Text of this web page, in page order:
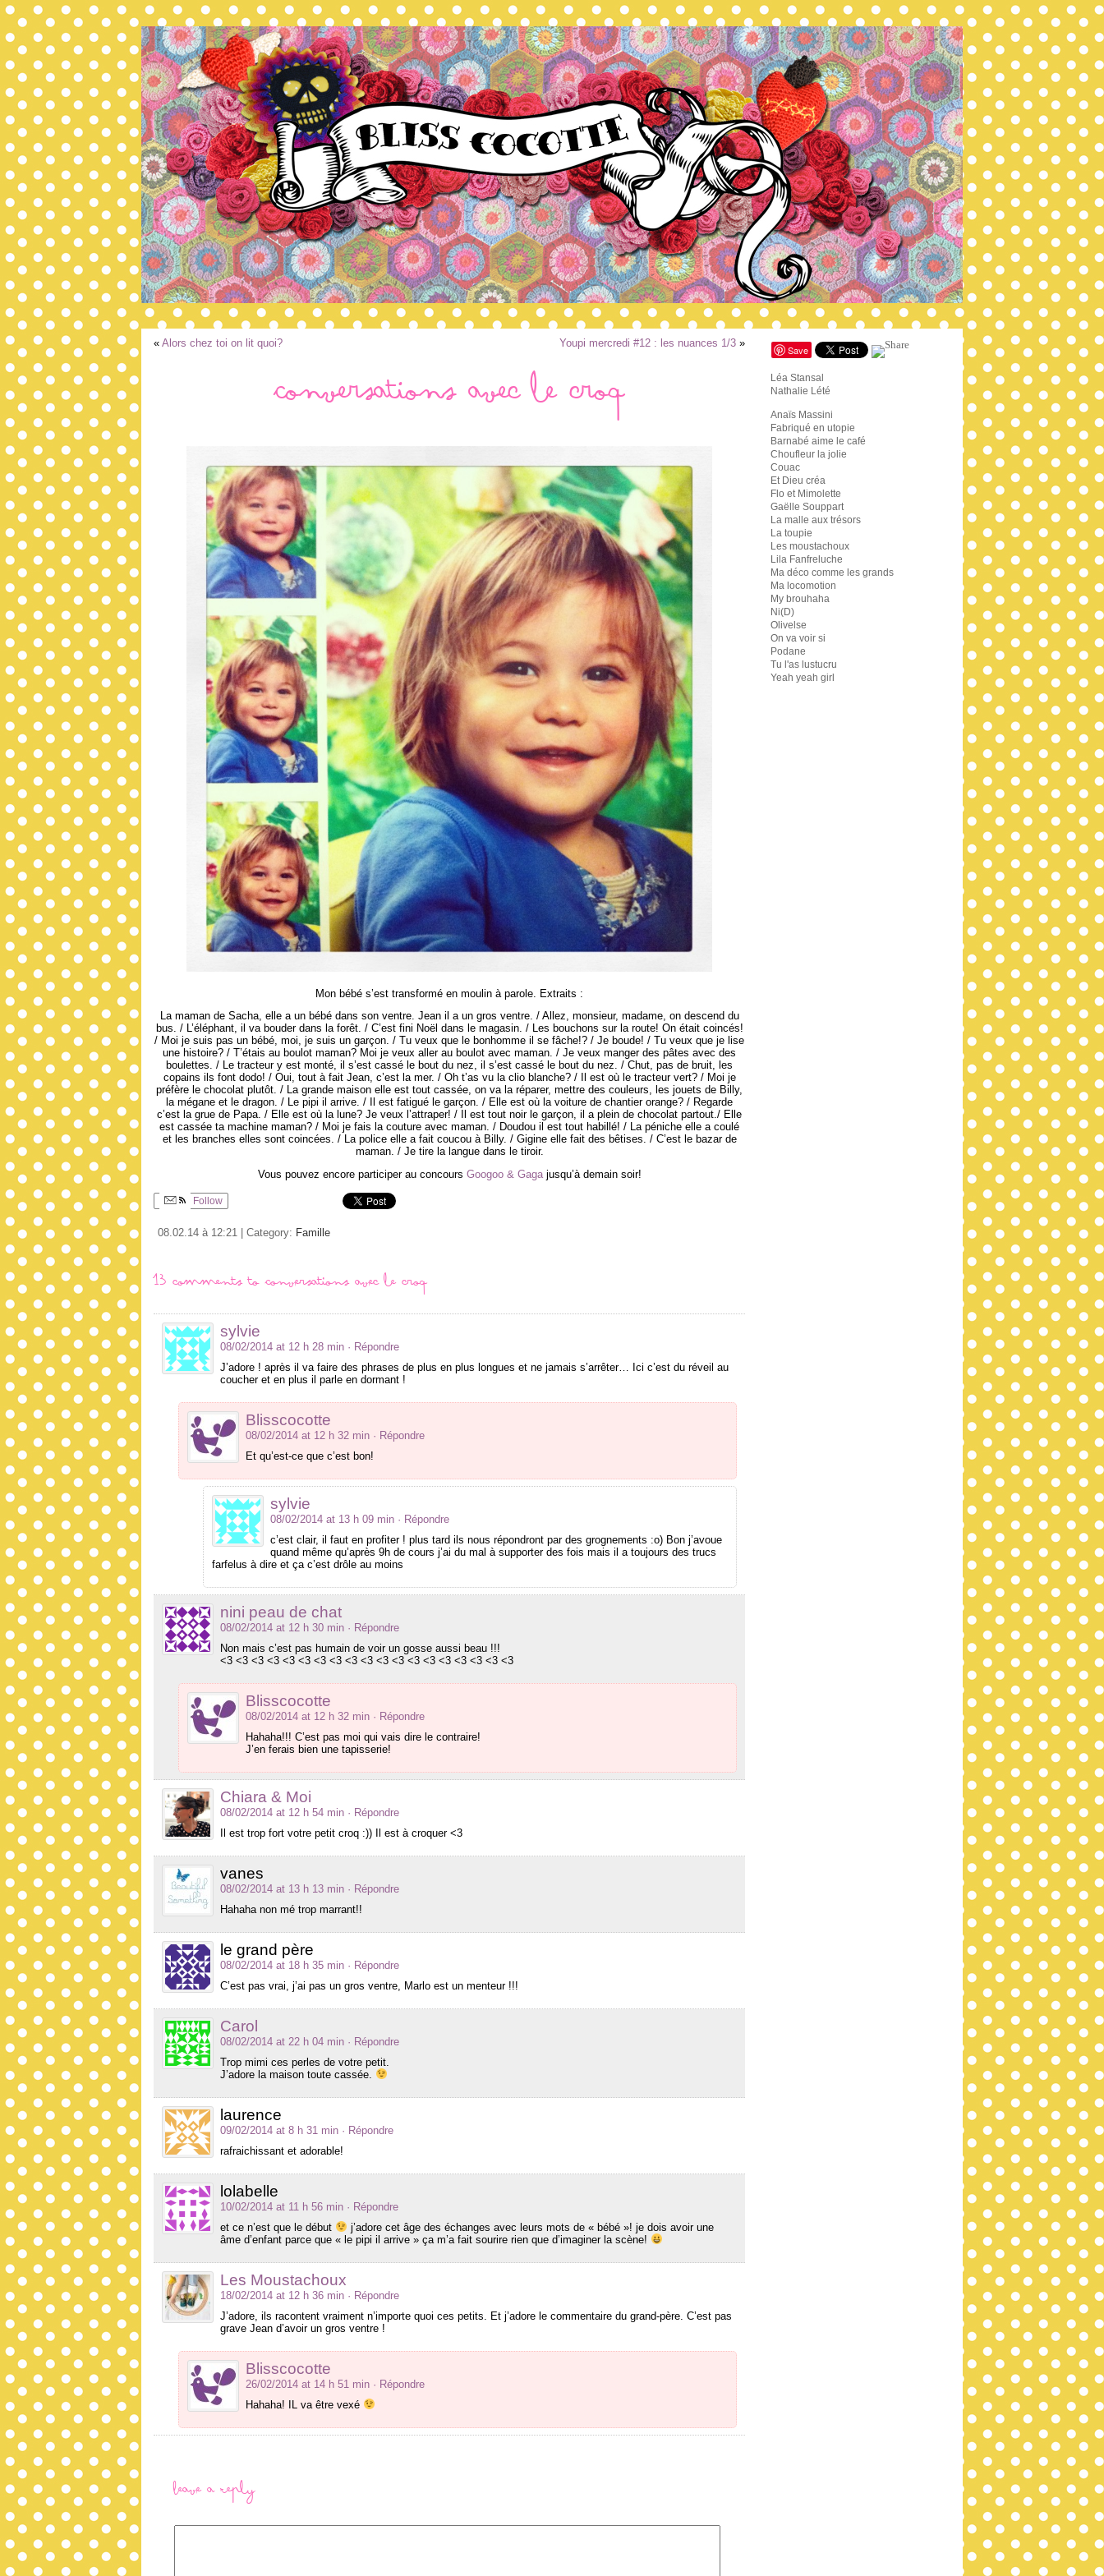
« Alors chez toi on lit quoi? Youpi mercredi #12 : les nuances 1/3 »
Conversations avec le croq
Mon bébé s’est transformé en moulin à parole. Extraits :
La maman de Sacha, elle a un bébé dans son ventre. Jean il a un gros ventre. / Allez, monsieur, madame, on descend du
bus. / L’éléphant, il va bouder dans la forêt. / C’est fini Noël dans le magasin. / Les bouchons sur la route! On était coincés!
/ Moi je suis pas un bébé, moi, je suis un garçon. / Tu veux que le bonhomme il se fâche!? / Je boude! / Tu veux que je lise
une histoire? / T’étais au boulot maman? Moi je veux aller au boulot avec maman. / Je veux manger des pâtes avec des
boulettes. / Le tracteur y est monté, il s’est cassé le bout du nez, il s’est cassé le bout du nez. / Chut, pas de bruit, les
copains ils font dodo! / Oui, tout à fait Jean, c’est la mer. / Oh t’as vu la clio blanche? / Il est où le tracteur vert? / Moi je
préfère le chocolat plutôt. / La grande maison elle est tout cassée, on va la réparer, mettre des couleurs, les jouets de Billy,
la mégane et le dragon. / Le pipi il arrive. / Il est fatigué le garçon. / Elle est où la voiture de chantier orange? / Regarde
c’est la grue de Papa. / Elle est où la lune? Je veux l’attraper! / Il est tout noir le garçon, il a plein de chocolat partout./ Elle
est cassée ta machine maman? / Moi je fais la couture avec maman. / Doudou il est tout habillé! / La péniche elle a coulé
et les branches elles sont coincées. / La police elle a fait coucou à Billy. / Gigine elle fait des bêtises. / C’est le bazar de
maman. / Je tire la langue dans le tiroir.
Vous pouvez encore participer au concours Googoo & Gagajusqu’à demain soir!
Follow
08.02.14 à 12:21 | Category: Famille
13 comments to Conversations avec le croq
sylvie
08/02/2014 at 12 h 28 min · Répondre
J’adore ! après il va faire des phrases de plus en plus longues et ne jamais s’arrêter… Ici c’est du réveil au
coucher et en plus il parle en dormant !
Blisscocotte
08/02/2014 at 12 h 32 min · Répondre
Et qu’est-ce que c’est bon!
sylvie
08/02/2014 at 13 h 09 min · Répondre
c’est clair, il faut en profiter ! plus tard ils nous répondront par des grognements :o) Bon j’avoue
quand même qu’après 9h de cours j’ai du mal à supporter des fois mais il a toujours des trucs
farfelus à dire et ça c’est drôle au moins
nini peau de chat
08/02/2014 at 12 h 30 min · Répondre
Non mais c’est pas humain de voir un gosse aussi beau !!!
<3 <3 <3 <3 <3 <3 <3 <3 <3 <3 <3 <3 <3 <3 <3 <3 <3 <3 <3
Blisscocotte
08/02/2014 at 12 h 32 min · Répondre
Hahaha!!! C’est pas moi qui vais dire le contraire!
J’en ferais bien une tapisserie!
Chiara & Moi
08/02/2014 at 12 h 54 min · Répondre
Il est trop fort votre petit croq :)) Il est à croquer <3
vanes
08/02/2014 at 13 h 13 min · Répondre
Hahaha non mé trop marrant!!
le grand père
08/02/2014 at 18 h 35 min · Répondre
C’est pas vrai, j’ai pas un gros ventre, Marlo est un menteur !!!
Carol
08/02/2014 at 22 h 04 min · Répondre
Trop mimi ces perles de votre petit.
J’adore la maison toute cassée.
laurence
09/02/2014 at 8 h 31 min · Répondre
rafraichissant et adorable!
lolabelle
10/02/2014 at 11 h 56 min · Répondre
et ce n’est que le début
j’adore cet âge des échanges avec leurs mots de « bébé »! je dois avoir une
âme d’enfant parce que « le pipi il arrive » ça m’a fait sourire rien que d’imaginer la scène!
Les Moustachoux
18/02/2014 at 12 h 36 min · Répondre
J’adore, ils racontent vraiment n’importe quoi ces petits. Et j’adore le commentaire du grand-père. C’est pas
grave Jean d’avoir un gros ventre !
Blisscocotte
26/02/2014 at 14 h 51 min · Répondre
Hahaha! IL va être vexé
Leave a Reply
Save
Léa Stansal
Nathalie Lété
Anaïs Massini
Fabriqué en utopie
Barnabé aime le café
Choufleur la jolie
Couac
Et Dieu créa
Flo et Mimolette
Gaëlle Souppart
La malle aux trésors
La toupie
Les moustachoux
Lila Fanfreluche
Ma déco comme les grands
Ma locomotion
My brouhaha
Ni(D)
Olivelse
On va voir si
Podane
Tu l'as lustucru
Yeah yeah girl